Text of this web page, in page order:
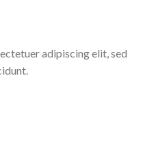
adipiscing elit, sed